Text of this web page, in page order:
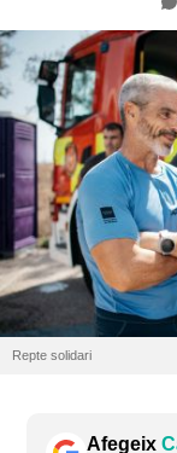
Repte solidari
Afegeix